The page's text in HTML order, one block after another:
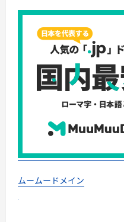
ムームードメイン